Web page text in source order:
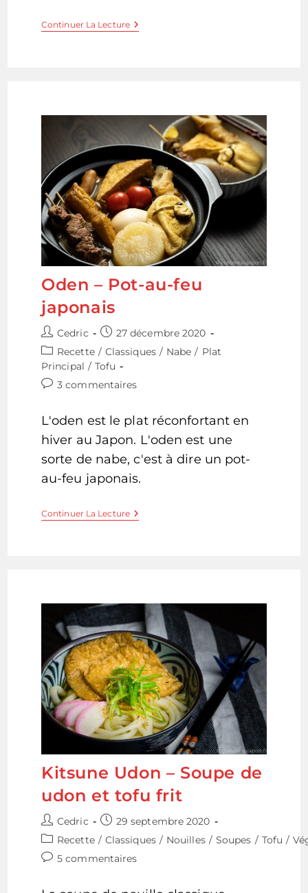
Continuer La LectureShiraae
和
Oden – Pot-au-feu
japonais
Auteur/autrice
de
la
publication :
Cedric
Publication
publiée :
27 décembre 2020
Post
category:
Recette / Classiques / Nabe / Plat
Principal / Tofu
Commentaires
publication :
3 commentaires
L'oden est le plat réconfortant en
hiver au Japon. L'oden est une
sorte de nabe, c'est à dire un pot-
au-feu japonais.
Continuer La LectureOden
–
Kitsune Udon – Soupe de
udon et tofu frit
Auteur/autrice
de
la
publication :
Cedric
Publication
publiée :
29 septembre 2020
Post
category:
Recette / Classiques / Nouilles / Soupes / Tofu /
Commentaires
5 commentaires